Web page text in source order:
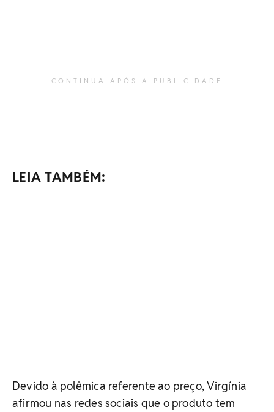
CONTINUA APÓS A PUBLICIDADE
LEIA TAMBÉM:
Devido à polêmica referente ao preço, Virgínia
afirmou nas redes sociais que o produto tem